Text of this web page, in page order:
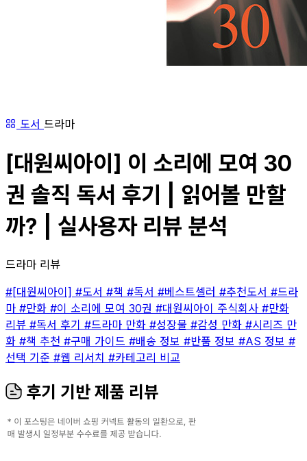
도서 드라마
[대원씨아이] 이 소리에 모여 30
권 솔직 독서 후기 | 읽어볼 만할
까? | 실사용자 리뷰 분석
드라마 리뷰
#[대원씨아이] #도서 #책 #독서 #베스트셀러 #추천도서 #드라
마 #만화 #이 소리에 모여 30권 #대원씨아이 주식회사 #만화
리뷰 #독서 후기 #드라마 만화 #성장물 #감성 만화 #시리즈 만
화 #책 추천 #구매 가이드 #배송 정보 #반품 정보 #AS 정보 #
선택 기준 #웹 리서치 #카테고리 비교
후기 기반 제품 리뷰